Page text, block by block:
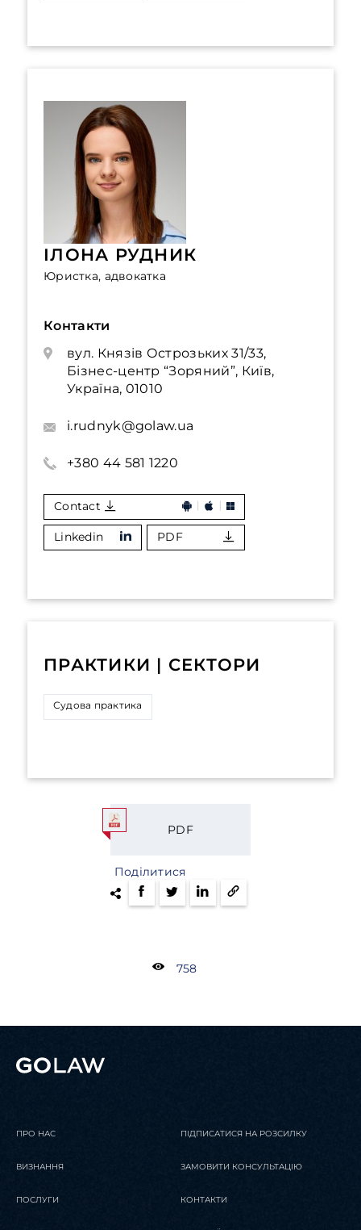
ІЛОНА РУДНИК
Юристка, адвокатка
Контакти
вул. Князів Острозьких 31/33,
Бізнес-центр “Зоряний”, Київ,
Україна, 01010
i.rudnyk@golaw.ua
+380 44 581 1220
Contact
Linkedin PDF
ПРАКТИКИ | СЕКТОРИ
Судова практика
PDF
Поділитися
758
ПРО НАС
ВИЗНАННЯ
ПОСЛУГИ
ПІДПИСАТИСЯ НА РОЗСИЛКУ
ЗАМОВИТИ КОНСУЛЬТАЦІЮ
КОНТАКТИ